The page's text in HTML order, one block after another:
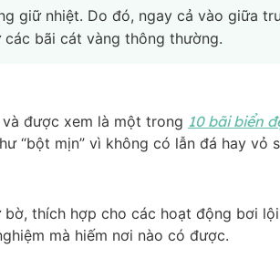
giữ nhiệt. Do đó, ngay cả vào giữa
bãi cát vàng thông thường.
và được xem là một trong 10 bãi biển
“bột mịn” vì không có lẫn đá hay vỏ
thích hợp cho các hoạt động bơi
mà hiếm nơi nào có được.